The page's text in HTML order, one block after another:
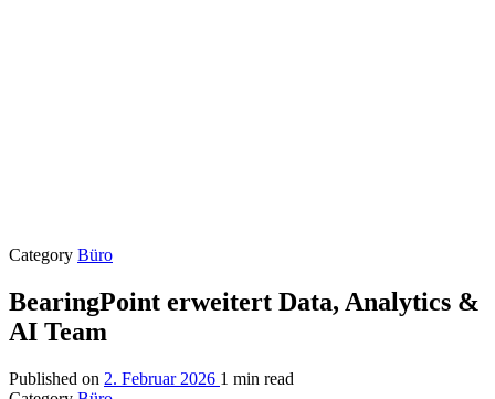
Category Büro
BearingPoint erweitert Data, Analytics &
AI Team
Published on 2. Februar 2026 1 min read